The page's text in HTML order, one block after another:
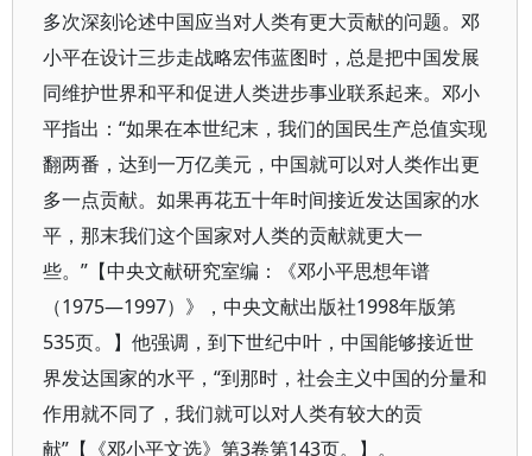
多次深刻论述中国应当对人类有更大贡献的问题。邓
小平在设计三步走战略宏伟蓝图时，总是把中国发展
同维护世界和平和促进人类进步事业联系起来。邓小
平指出：“如果在本世纪末，我们的国民生产总值实现
翻两番，达到一万亿美元，中国就可以对人类作出更
多一点贡献。如果再花五十年时间接近发达国家的水
平，那末我们这个国家对人类的贡献就更大一
些。”【中央文献研究室编：《邓小平思想年谱
（1975—1997）》，中央文献出版社1998年版第
535页。】他强调，到下世纪中叶，中国能够接近世
界发达国家的水平，“到那时，社会主义中国的分量和
作用就不同了，我们就可以对人类有较大的贡
献”【《邓小平文选》第3卷第143页。】。